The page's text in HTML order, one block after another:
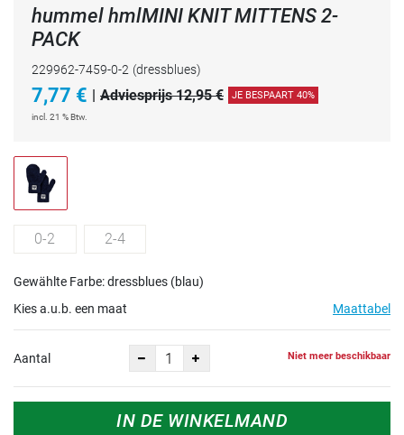
hummel hmlMINI KNIT MITTENS 2-
PACK
229962-7459-0-2 (dressblues)
7,77 € | Adviesprijs 12,95 € JE BESPAART 40%
incl. 21 % Btw.
0-2 2-4
Gewählte Farbe: dressblues (blau)
Kies a.u.b. een maat
Maattabel
Aantal Niet meer beschikbaar
IN DE WINKELMAND